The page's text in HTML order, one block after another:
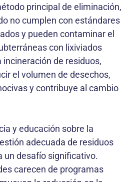
principal de eliminación,
no cumplen con estándares
y pueden contaminar el
con lixiviados
de residuos,
el volumen de desechos,
y contribuye al cambio
y educación sobre la
adecuada de residuos
un desafío significativo.
carecen de programas